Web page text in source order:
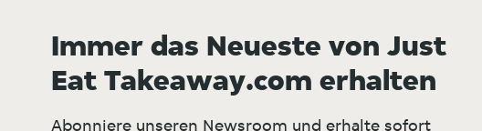
Immer das Neueste von Just
Eat Takeaway.com erhalten
Abonniere unseren Newsroom und erhalte sofort